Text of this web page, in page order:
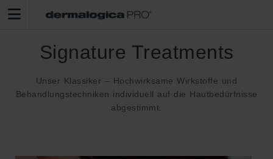
Signature Treatments
Unser Klassiker – Hochwirksame Wirkstoffe und
Behandlungstechniken individuell auf die Hautbedürfnisse
abgestimmt.